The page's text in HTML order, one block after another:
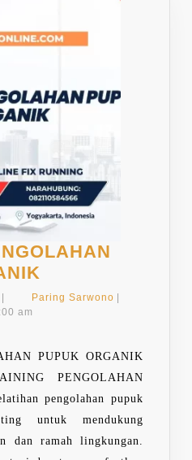
PENGOLAHAN
Desember
14,
Paring SarwonoParing
am
PUPUK ORGANIK
PENGOLAHAN
pengolahan pupuk
untuk mendukung
dan ramah lingkungan.